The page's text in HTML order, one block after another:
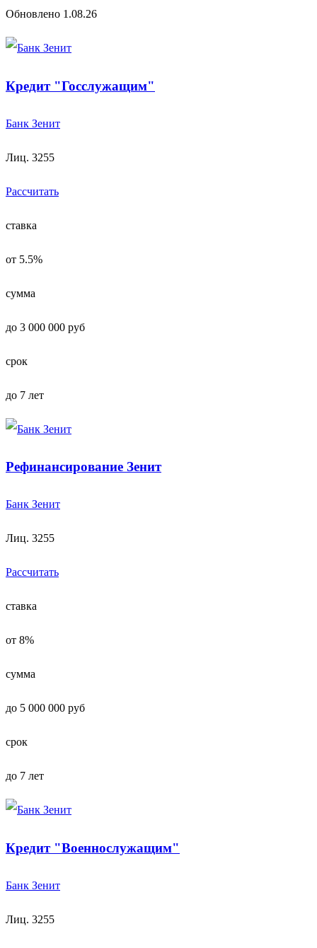
Обновлено 1.08.26
Кредит "Госслужащим"
Банк Зенит
Лиц. 3255
Рассчитать
ставка
от 5.5%
сумма
до 3 000 000 руб
срок
до 7 лет
Рефинансирование Зенит
Банк Зенит
Лиц. 3255
Рассчитать
ставка
от 8%
сумма
до 5 000 000 руб
срок
до 7 лет
Кредит "Военнослужащим"
Банк Зенит
Лиц. 3255